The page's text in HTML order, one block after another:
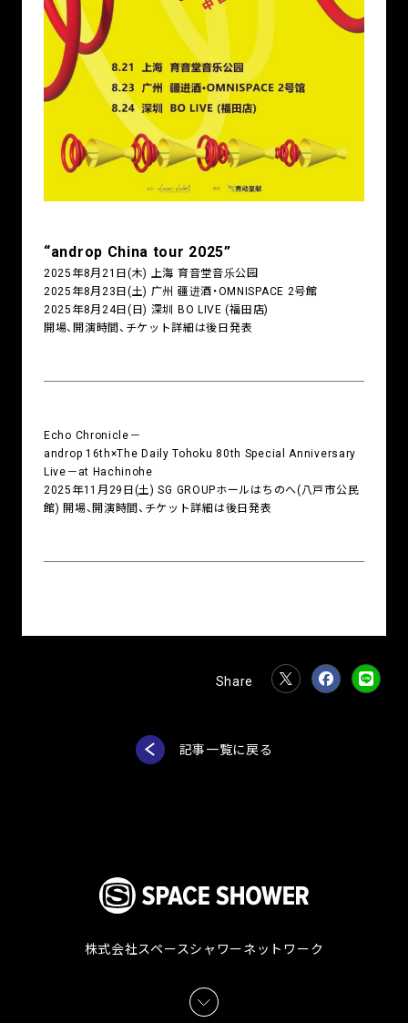
“androp China tour 2025”
2025年8月21日(木) 上海 育音堂音乐公园
2025年8月23日(土) 广州 疆进酒・OMNISPACE 2号館
2025年8月24日(日) 深圳 BO LIVE (福田店)
開場、開演時間、チケット詳細は後日発表
Echo Chronicle－
androp 16th×The Daily Tohoku 80th Special Anniversary
Live－at Hachinohe
2025年11月29日(土) SG GROUPホールはちのへ(八戸市公民
館) 開場、開演時間、チケット詳細は後日発表
記事一覧に戻る
株式会社スペースシャワーネットワーク